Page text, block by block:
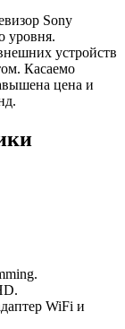
Sony
уровня.
устройств
Касаемо
цена и
WiFi и